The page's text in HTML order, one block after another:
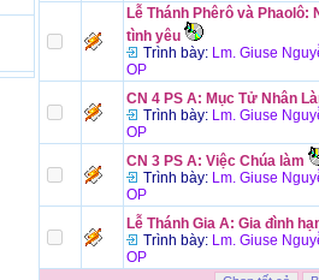
Lễ Thánh Phêrô và Phaolô:
tình yêu
Trình bày: Lm. Giuse
OP
CN 4 PS A: Mục Tử Nhân
Trình bày: Lm. Giuse
OP
CN 3 PS A: Việc Chúa làm
Trình bày: Lm. Giuse
OP
Lễ Thánh Gia A: Gia đình
Trình bày: Lm. Giuse
OP